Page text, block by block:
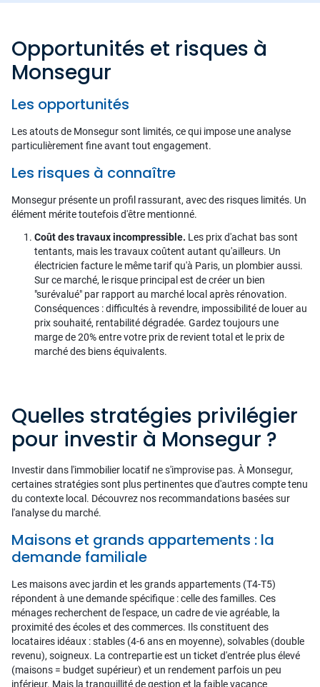
Opportunités et risques à
Monsegur
Les opportunités
Les atouts de Monsegur sont limités, ce qui impose une analyse
particulièrement fine avant tout engagement.
Les risques à connaître
Monsegur présente un profil rassurant, avec des risques limités. Un
élément mérite toutefois d'être mentionné.
Coût des travaux incompressible. Les prix d'achat bas sont
tentants, mais les travaux coûtent autant qu'ailleurs. Un
électricien facture le même tarif qu'à Paris, un plombier aussi.
Sur ce marché, le risque principal est de créer un bien
"surévalué" par rapport au marché local après rénovation.
Conséquences : difficultés à revendre, impossibilité de louer au
prix souhaité, rentabilité dégradée. Gardez toujours une
marge de 20% entre votre prix de revient total et le prix de
marché des biens équivalents.
Quelles stratégies privilégier
pour investir à Monsegur ?
Investir dans l'immobilier locatif ne s'improvise pas. À Monsegur,
certaines stratégies sont plus pertinentes que d'autres compte tenu
du contexte local. Découvrez nos recommandations basées sur
l'analyse du marché.
Maisons et grands appartements : la
demande familiale
Les maisons avec jardin et les grands appartements (T4-T5)
répondent à une demande spécifique : celle des familles. Ces
ménages recherchent de l'espace, un cadre de vie agréable, la
proximité des écoles et des commerces. Ils constituent des
locataires idéaux : stables (4-6 ans en moyenne), solvables (double
revenu), soigneux. La contrepartie est un ticket d'entrée plus élevé
(maisons = budget supérieur) et un rendement parfois un peu
inférieur. Mais la tranquillité de gestion et la faible vacance